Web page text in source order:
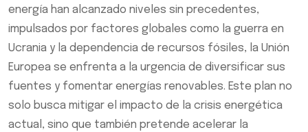
energía han alcanzado niveles sin precedentes,
impulsados por factores globales como la guerra en
Ucrania y la dependencia de recursos fósiles, la Unión
Europea se enfrenta a la urgencia de diversificar sus
fuentes y fomentar energías renovables. Este plan no
solo busca mitigar el impacto de la crisis energética
actual, sino que también pretende acelerar la